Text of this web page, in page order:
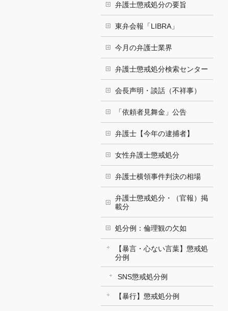
弁護士懲戒処分の要旨
東弁会報「LIBRA」
今月の弁護士業界
弁護士懲戒処分検索センター
会長声明・談話（不祥事）
「依頼者見舞金」公告
弁護士【今年の逮捕者】
女性弁護士懲戒処分
弁護士横領事件判決の相場
弁護士懲戒処分・（官報）掲
載分
処分例：倫理観の欠如
【暴言・心ない言葉】懲戒処
分例
SNS懲戒処分例
【暴行】懲戒処分例